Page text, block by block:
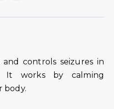
and controls seizures in
It works by calming
body.